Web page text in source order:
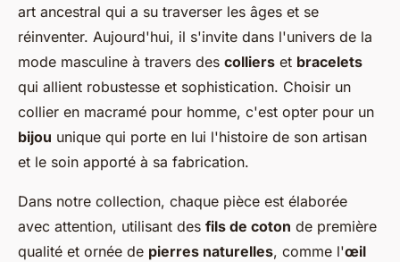
art ancestral qui a su traverser les âges et se
réinventer. Aujourd'hui, il s'invite dans l'univers de la
mode masculine à travers des colliers et bracelets
qui allient robustesse et sophistication. Choisir un
collier en macramé pour homme, c'est opter pour un
bijou unique qui porte en lui l'histoire de son artisan
et le soin apporté à sa fabrication.
Dans notre collection, chaque pièce est élaborée
avec attention, utilisant des fils de coton de première
qualité et ornée de pierres naturelles, comme l'œil